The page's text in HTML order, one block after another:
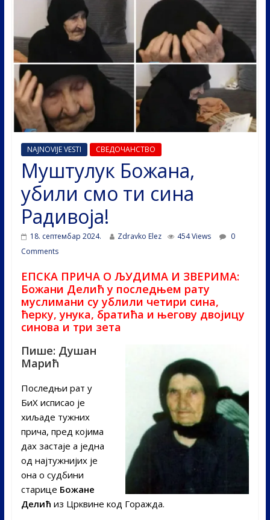
NAJNOVIJE VESTI СВЕДОЧАНСТВО
Муштулук Божана,
убили смо ти сина
Радивоја!
18. септембар 2024. Zdravko Elez 454 Views
0
Comments
ЕПСКА ПРИЧА О ЉУДИМА И ЗВЕРИМА:
Божани Делић у последњем рату
муслимани су ублили четири сина,
ћерку, унука, братића и његову двојицу
синова и три зета
Пише: Душан
Марић
Последњи рат у
БиХ исписао је
хиљаде тужних
прича, пред којима
дах застаје а једна
од најтужнијих је
она о судбини
старице Божане
Делић из Црквине код Горажда.